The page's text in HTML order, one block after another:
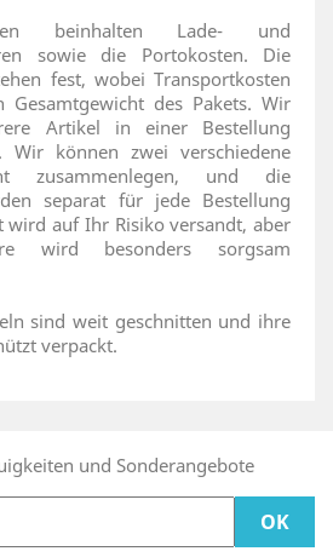
beinhalten Lade- und
sowie die Portokosten. Die
fest, wobei Transportkosten
Gesamtgewicht des Pakets. Wir
Artikel in einer Bestellung
Wir können zwei verschiedene
zusammenlegen, und die
separat für jede Bestellung
wird auf Ihr Risiko versandt, aber
wird besonders sorgsam
sind weit geschnitten und ihre
verpackt.
und Sonderangebote